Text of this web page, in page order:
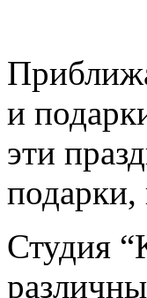
и
эти
подарки,
Студия